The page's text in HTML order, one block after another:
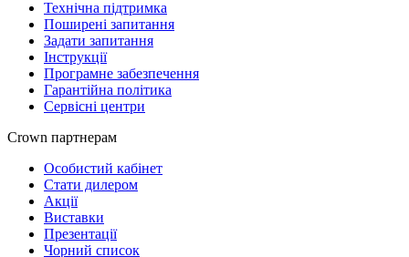
Технічна підтримка
Поширені запитання
Задати запитання
Інструкції
Програмне забезпечення
Гарантійна політика
Сервісні центри
Crown партнерам
Особистий кабінет
Стати дилером
Акції
Виставки
Презентації
Чорний список